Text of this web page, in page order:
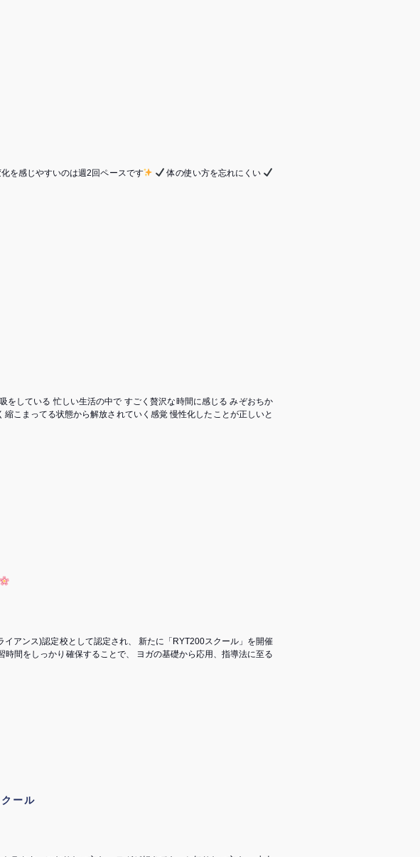
化を感じやすいのは週2回ペースです
体の使い方を忘れにくい
をしている 忙しい生活の中で すごく贅沢な時間に感じる みぞおちか
こまってる状態から解放されていく感覚 慢性化したことが正しいと
イアンス)認定校として認定され、 新たに「RYT200スクール」を開催
時間をしっかり確保することで、 ヨガの基礎から応用、指導法に至る
ール